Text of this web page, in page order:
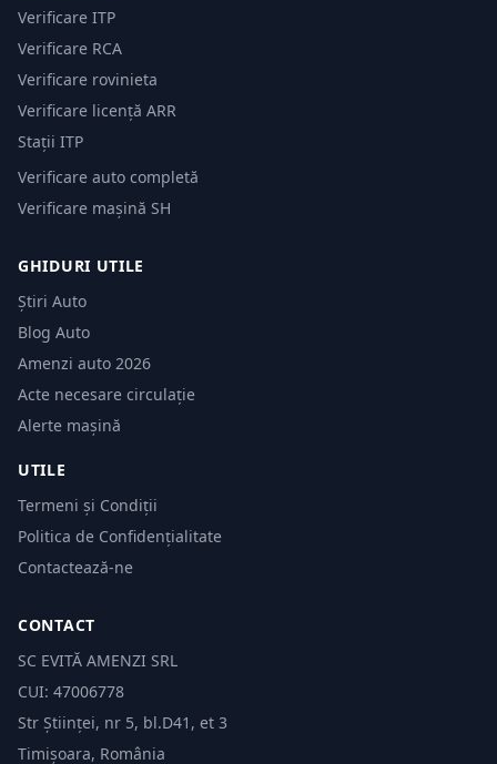
Verificare ITP
Verificare RCA
Verificare rovinieta
Verificare licență ARR
Stații ITP
Verificare auto completă
Verificare mașină SH
GHIDURI UTILE
Știri Auto
Blog Auto
Amenzi auto 2026
Acte necesare circulație
Alerte mașină
UTILE
Termeni și Condiții
Politica de Confidențialitate
Contactează-ne
CONTACT
SC EVITĂ AMENZI SRL
CUI: 47006778
Str Științei, nr 5, bl.D41, et 3
Timișoara, România